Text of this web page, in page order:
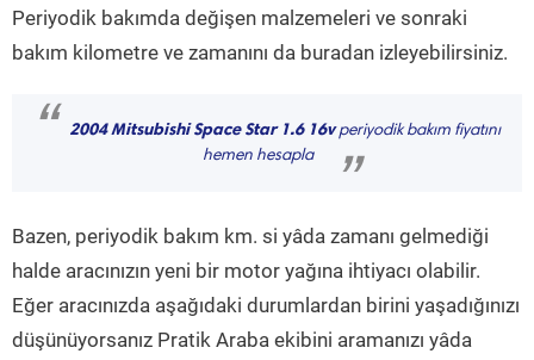
Periyodik bakımda değişen malzemeleri ve sonraki
bakım kilometre ve zamanını da buradan izleyebilirsiniz.
“ 2004 Mitsubishi Space Star 1.6 16vperiyodik bakım fiyatını
hemen hesapla
”
Bazen, periyodik bakım km. si yâda zamanı gelmediği
halde aracınızın yeni bir motor yağına ihtiyacı olabilir.
Eğer aracınızda aşağıdaki durumlardan birini yaşadığınızı
düşünüyorsanız Pratik Araba ekibini aramanızı yâda